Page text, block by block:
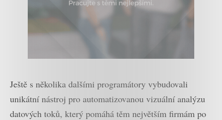
Ještě s několika dalšími programátory vybudovali
unikátní nástroj pro automatizovanou vizuální analýzu
datových toků, který pomáhá těm největším firmám po